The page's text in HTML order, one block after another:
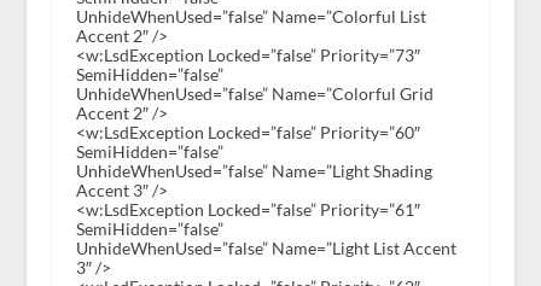
UnhideWhenUsed=”false” Name=”Colorful List
Accent 2″ />
<w:LsdException Locked=”false” Priority=”73″
SemiHidden=”false”
UnhideWhenUsed=”false” Name=”Colorful Grid
Accent 2″ />
<w:LsdException Locked=”false” Priority=”60″
SemiHidden=”false”
UnhideWhenUsed=”false” Name=”Light Shading
Accent 3″ />
<w:LsdException Locked=”false” Priority=”61″
SemiHidden=”false”
UnhideWhenUsed=”false” Name=”Light List Accent
3″ />